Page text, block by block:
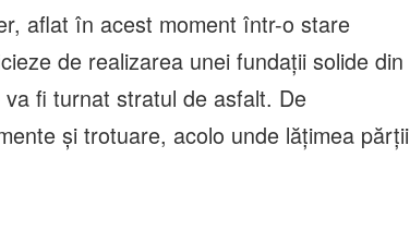
aflat în acest moment într-o stare
de realizarea unei fundații solide din
fi turnat stratul de asfalt. De
și trotuare, acolo unde lățimea părții